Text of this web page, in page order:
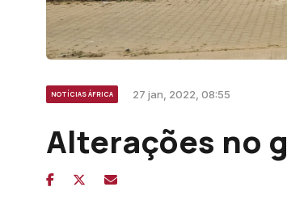
NOTÍCIAS ÁFRICA 27 jan, 2022, 08:55
Alterações no